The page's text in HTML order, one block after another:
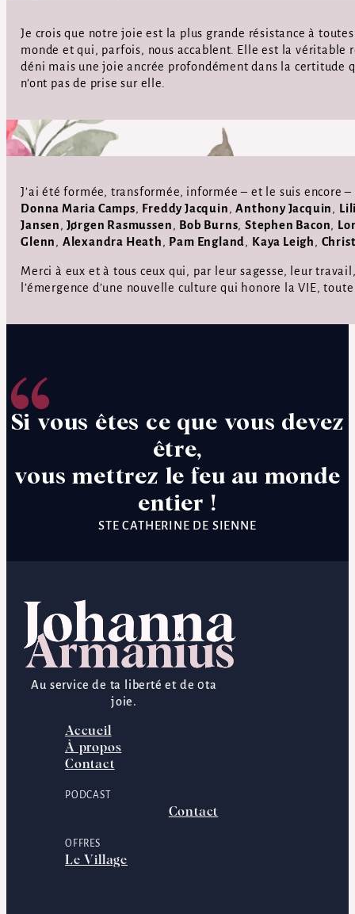
Je crois que notre joie est la plus grande résistance à
monde et qui, parfois, nous accablent. Elle est la
déni mais une joie ancrée profondément dans la certitude
n’ont pas de prise sur elle.
J’ai été formée, transformée, informée – et le suis encore
Donna Maria Camps, Freddy Jacquin,Anthony Jacquin,
Jansen, Jørgen Rasmussen, Bob Burns, Stephen Bacon,
Glenn, Alexandra Heath, Pam England, Kaya Leigh,
Merci à eux et à tous ceux qui, par leur sagesse, leur
l’émergence d’une nouvelle culture qui honore la VIE,
Si vous êtes ce que vous devez
être,
vous mettrez le feu au monde
entier !
STE CATHERINE DE SIENNE
Au service de ta liberté et de 0ta
joie.
Accueil
À propos
Contact
PODCAST
Contact
OFFRES
Le Village